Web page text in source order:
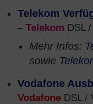
Telekom
– Telekom DSL
Mehr Infos:
sowie
Vodafone
Vodafone DSL /